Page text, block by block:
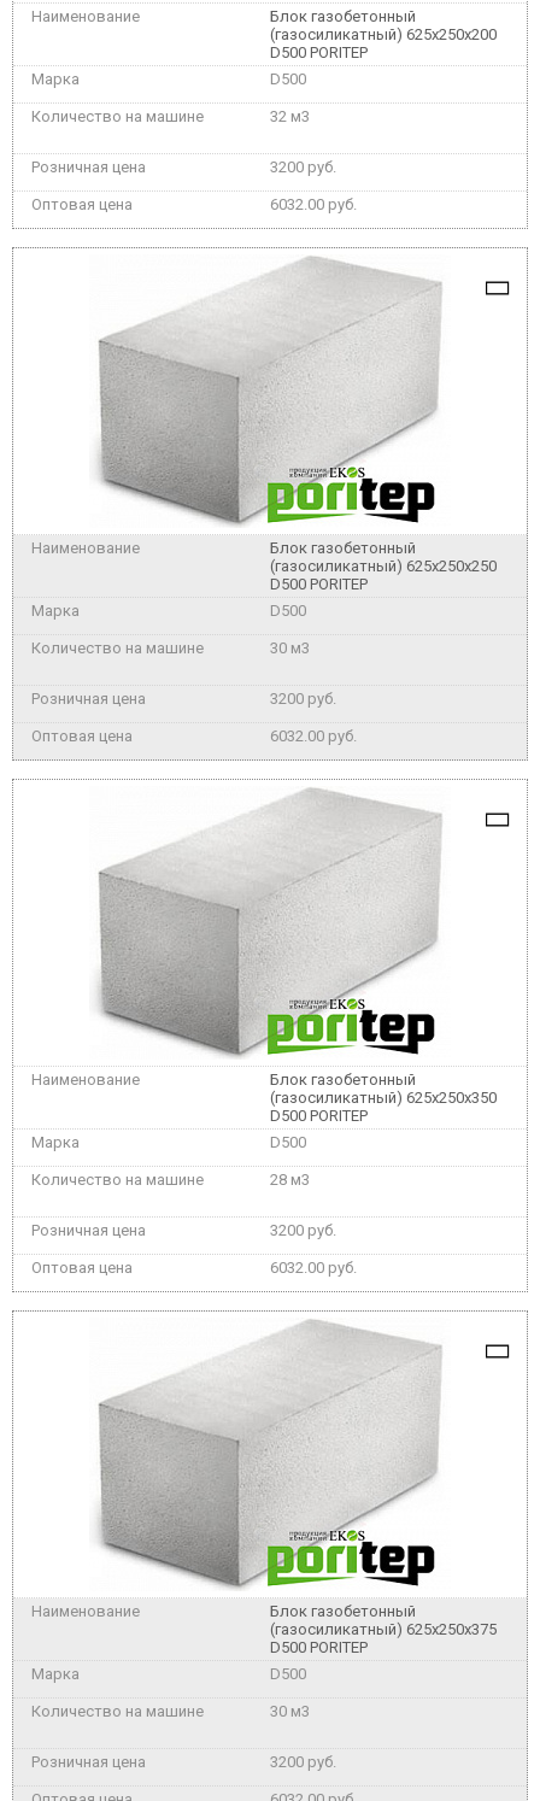
Блок газобетонный
(газосиликатный) 625x250x200
D500 PORITEP
D500
32 м3
3200 руб.
6032.00 руб.
Блок газобетонный
(газосиликатный) 625x250x250
D500 PORITEP
D500
30 м3
3200 руб.
6032.00 руб.
Блок газобетонный
(газосиликатный) 625x250x350
D500 PORITEP
D500
28 м3
3200 руб.
6032.00 руб.
Блок газобетонный
(газосиликатный) 625x250x375
D500 PORITEP
D500
30 м3
3200 руб.